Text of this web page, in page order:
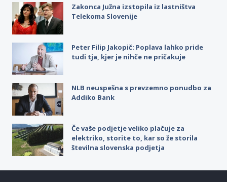
Zakonca Južna izstopila iz lastništva
Telekoma Slovenije
Peter Filip Jakopič: Poplava lahko pride
tudi tja, kjer je nihče ne pričakuje
NLB neuspešna s prevzemno ponudbo za
Addiko Bank
Če vaše podjetje veliko plačuje za
elektriko, storite to, kar so že storila
številna slovenska podjetja